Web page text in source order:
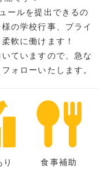
ールを提出できるの
の学校行事、プライ
軟に働けます！
ていますので、急な
ォローいたします。
食事補助